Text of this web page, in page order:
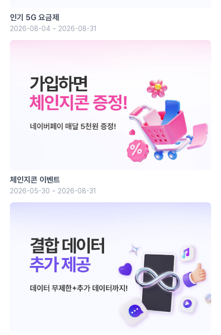
인기 5G 요금제
2026-08-04 ~ 2026-08-31
체인지콘 이벤트
2026-05-30 ~ 2026-08-31